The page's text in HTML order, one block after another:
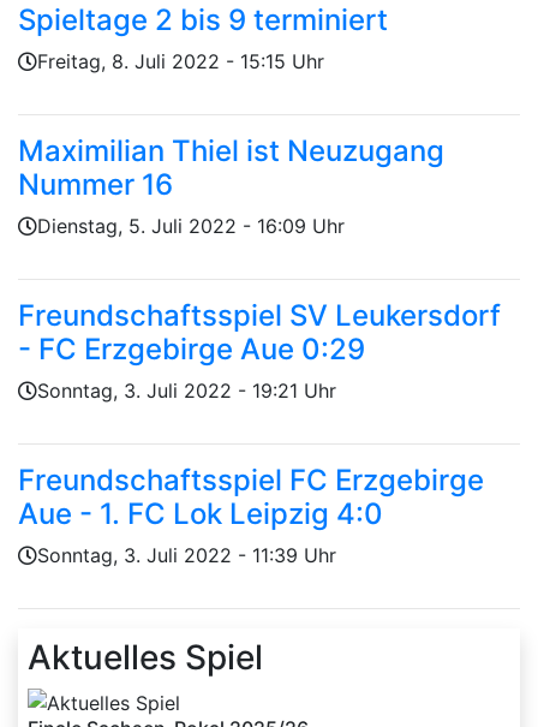
Spieltage 2 bis 9 terminiert
Geschrieben von
amFreitag, 8. Juli 2022 - 15:15 Uhr
Maximilian Thiel ist Neuzugang
Nummer 16
Geschrieben von
amDienstag, 5. Juli 2022 - 16:09 Uhr
Freundschaftsspiel SV Leukersdorf
- FC Erzgebirge Aue 0:29
Geschrieben von
amSonntag, 3. Juli 2022 - 19:21 Uhr
Freundschaftsspiel FC Erzgebirge
Aue - 1. FC Lok Leipzig 4:0
Geschrieben von
amSonntag, 3. Juli 2022 - 11:39 Uhr
Aktuelles Spiel